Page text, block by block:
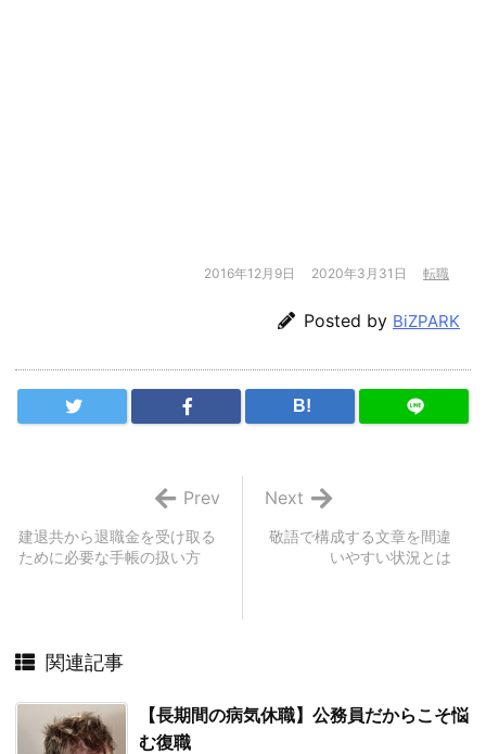
2016年12月9日 2020年3月31日 転職
Posted by BiZPARK
B!
敬語で構成する文章を間違
いやすい状況とは
Next
建退共から退職金を受け取る
ために必要な手帳の扱い方
Prev
関連記事
【長期間の病気休職】公務員だからこそ悩
む復職